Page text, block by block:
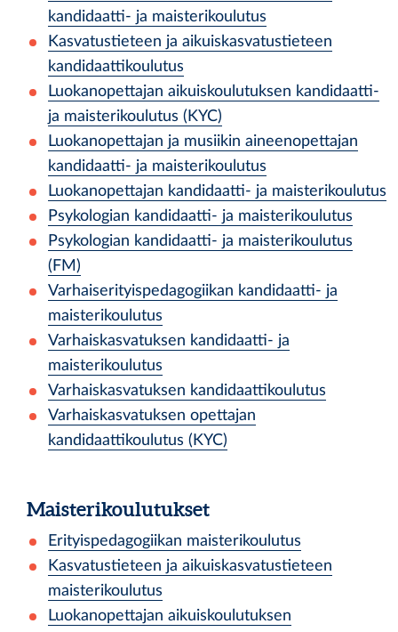
kandidaatti- ja maisterikoulutus
Kasvatustieteen ja aikuiskasvatustieteen
kandidaattikoulutus
Luokanopettajan aikuiskoulutuksen kandidaatti-
ja maisterikoulutus (KYC)
Luokanopettajan ja musiikin aineenopettajan
kandidaatti- ja maisterikoulutus
Luokanopettajan kandidaatti- ja maisterikoulutus
Psykologian kandidaatti- ja maisterikoulutus
Psykologian kandidaatti- ja maisterikoulutus
(FM)
Varhaiserityispedagogiikan kandidaatti- ja
maisterikoulutus
Varhaiskasvatuksen kandidaatti- ja
maisterikoulutus
Varhaiskasvatuksen kandidaattikoulutus
Varhaiskasvatuksen opettajan
kandidaattikoulutus (KYC)
Maisterikoulutukset
Erityispedagogiikan maisterikoulutus
Kasvatustieteen ja aikuiskasvatustieteen
maisterikoulutus
Luokanopettajan aikuiskoulutuksen